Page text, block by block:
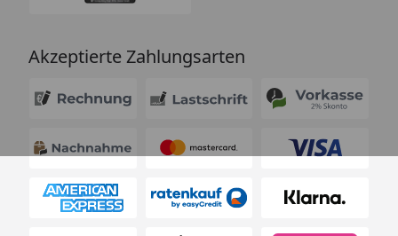
Akzeptierte Zahlungsarten